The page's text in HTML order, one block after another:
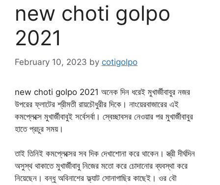
new choti golpo
2021
February 10, 2023 by cotigolpo
new choti golpo 2021 অনেক দিন ধরেই মুখার্জীবাবুর নজর
উপরের ফ্লাটের শ্রীমতী রায়চৌধুরীর দিকে। নাংয়েরবাজারের এই
কমপ্লেক্সে মুখার্জীবাবুই সর্বেসর্বা। স্বেচ্ছাবসর নেওয়ার পর মুখার্জীবাবুর
হাতে প্রচুর সময়।
তাই তিনিই কমপ্লেক্সের সব দিক দেখাশোনা করে থাকেন। স্ত্রী দীর্ঘদিন
অসুস্থ থাকাতে মুখার্জীবাবু নিজের মতো করে চোদানোর ব্যবস্থা করে
নিয়েছেন। বন্ধু অবিনাশের ফ্ল্যাট সোনাগাছির কাছেই। ওর বৌ